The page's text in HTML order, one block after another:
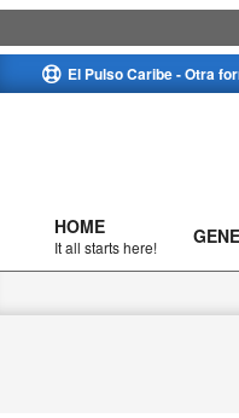
to
El Pulso Caribe - Otra
Primary
Navigation
HOME
It all starts here!